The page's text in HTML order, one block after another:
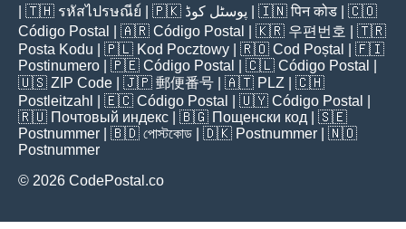
| 🇹🇭 รหัสไปรษณีย์ | 🇵🇰 پوسٹل کوڈ | 🇮🇳पिन कोड | 🇨🇴
Código Postal
| 🇦🇷 Código Postal | 🇰🇷 우편번호
| 🇹🇷
Posta Kodu | 🇵🇱 Kod Pocztowy | 🇷🇴 Cod Poștal
| 🇫🇮
Postinumero | 🇵🇪 Código Postal | 🇨🇱 Código Postal
🇺🇸 ZIP Code | 🇯🇵 郵便番号 | 🇦🇹 PLZ | 🇨🇭
Postleitzahl
| 🇪🇨 Código Postal | 🇺🇾 Código Postal
🇷🇺 Почтовый индекс | 🇧🇬 Пощенски код | 🇸🇪
Postnummer | 🇧🇩 পোস্টকোড | 🇩🇰 Postnummer | 🇳🇴
Postnummer
© 2026 CodePostal.co